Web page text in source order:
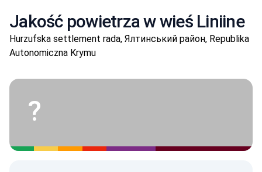
Jakość powietrza w wieś Liniine
Hurzufska settlement rada, Ялтинський район, Republika
Autonomiczna Krymu
?